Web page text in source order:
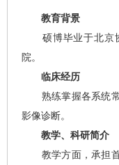
教育背景
硕博毕业于北京协
院。
临床经历
熟练掌握各系统常
影像诊断。
教学、科研简介
教学方面，承担首